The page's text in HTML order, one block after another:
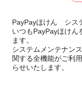
PayPayほけん シス
いつもPayPayほけん
ます。
システムメンテナン
関する全機能がご利
らせいたします。